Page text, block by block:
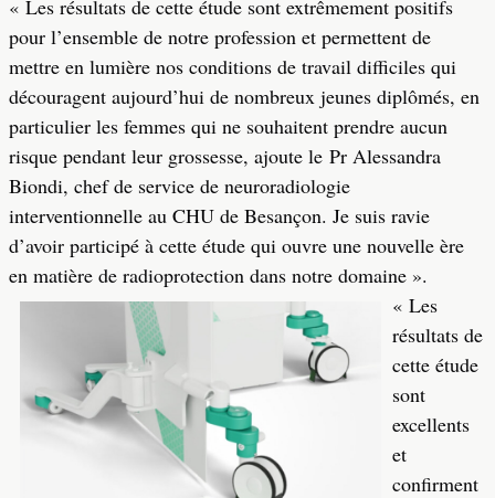
« Les résultats de cette étude sont extrêmement positifs
pour l’ensemble de notre profession et permettent de
mettre en lumière nos conditions de travail difficiles qui
découragent aujourd’hui de nombreux jeunes diplômés, en
particulier les femmes qui ne souhaitent prendre aucun
risque pendant leur grossesse, ajoute le Pr Alessandra
Biondi, chef de service de neuroradiologie
interventionnelle au CHU de Besançon. Je suis ravie
d’avoir participé à cette étude qui ouvre une nouvelle ère
en matière de radioprotection dans notre domaine ».
« Les
résultats de
cette étude
sont
excellents
et
confirment